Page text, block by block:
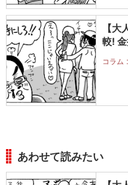
【
較!
コラム
あわせて読みたい